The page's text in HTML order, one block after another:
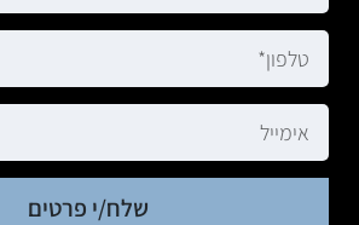
שלח/י פרטים